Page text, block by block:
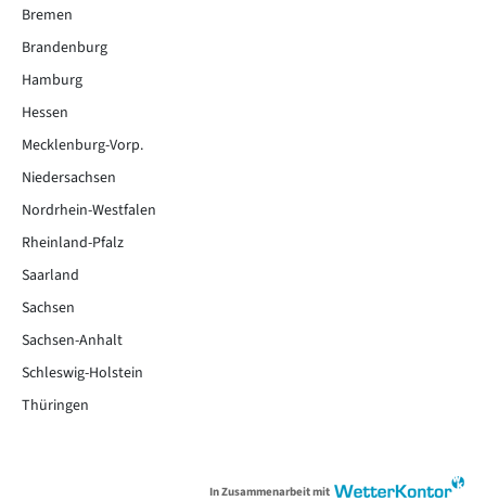
Bremen
Brandenburg
Hamburg
Hessen
Mecklenburg-Vorp.
Niedersachsen
Nordrhein-Westfalen
Rheinland-Pfalz
Saarland
Sachsen
Sachsen-Anhalt
Schleswig-Holstein
Thüringen
In Zusammenarbeit mit